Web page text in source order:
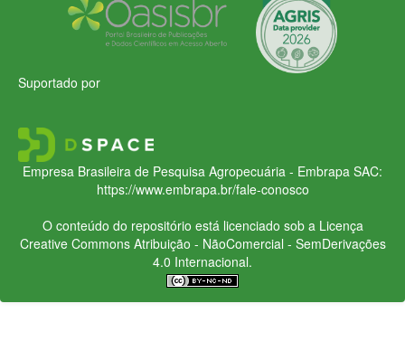
Suportado por
Empresa Brasileira de Pesquisa Agropecuária - Embrapa SAC:
https://www.embrapa.br/fale-conosco
O conteúdo do repositório está licenciado sob a Licença
Creative CommonsAtribuição - NãoComercial - SemDerivações
4.0 Internacional.